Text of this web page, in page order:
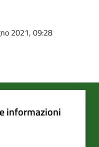
2021, 09:28
informazioni